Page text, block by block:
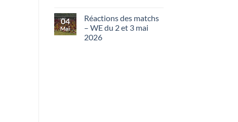
04
Mai
Réactions des matchs
– WE du 2 et 3 mai
2026